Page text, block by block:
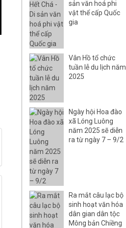
sản văn hoá phi
vật thể cấp Quốc
gia
Vân Hồ tổ chức
tuần lễ du lịch năm
2025
Ngày hội Hoa đào
xã Lóng Luông
năm 2025 sẽ diễn
ra từ ngày 7 – 9/2
Ra mắt câu lạc bộ
sinh hoạt văn hóa
dân gian dân tộc
Mông bản Chiềng